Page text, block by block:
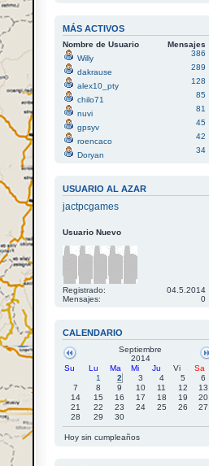
MÁS ACTIVOS
Nombre de Usuario
Mensajes
Willy
386
dakrause
289
alex10_pty
128
chilo71
85
nuvi
81
gpsyv
45
roencaco
42
Doryan
34
USUARIO AL AZAR
jactpcgames
Usuario Nuevo
Registrado:
04.5.2014
Mensajes:
0
CALENDARIO
Septiembre
2014
Su
Lu Ma Mi Ju Vi
Sa
1
2 3 4 5
6
7
8 9 10 11 12
13
14
15 16 17 18 19
20
21
22 23 24 25 26
27
28
29 30
Hoy sin cumpleaños